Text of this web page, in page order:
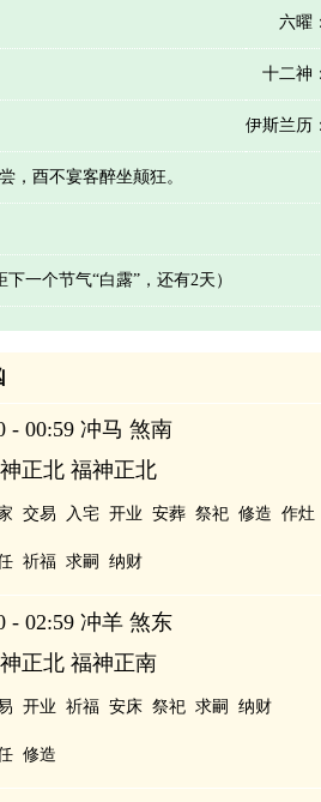
六曜：
十二神：
伊斯兰历：
，酉不宴客醉坐颠狂。
一个节气“白露”，还有2天）
- 00:59 冲马 煞南
正北 福神正北
交易 入宅 开业 安葬 祭祀 修造 作灶
祈福 求嗣 纳财
- 02:59 冲羊 煞东
正北 福神正南
开业 祈福 安床 祭祀 求嗣 纳财
修造